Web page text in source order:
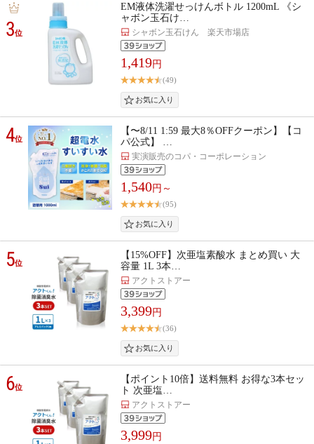
3位
EM液体洗濯せっけんボトル 1200mL 《シ
ャボン玉石け…
シャボン玉石けん 楽天市場店
1,419円
(49)
4位
【〜8/11 1:59 最大8％OFFクーポン】【コ
パ公式】 …
実演販売のコパ・コーポレーション
1,540円～
(95)
5位
【15%OFF】次亜塩素酸水 まとめ買い 大
容量 1L 3本…
アクトストアー
3,399円
(36)
6位
【ポイント10倍】送料無料 お得な3本セッ
ト 次亜塩…
アクトストアー
3,999円